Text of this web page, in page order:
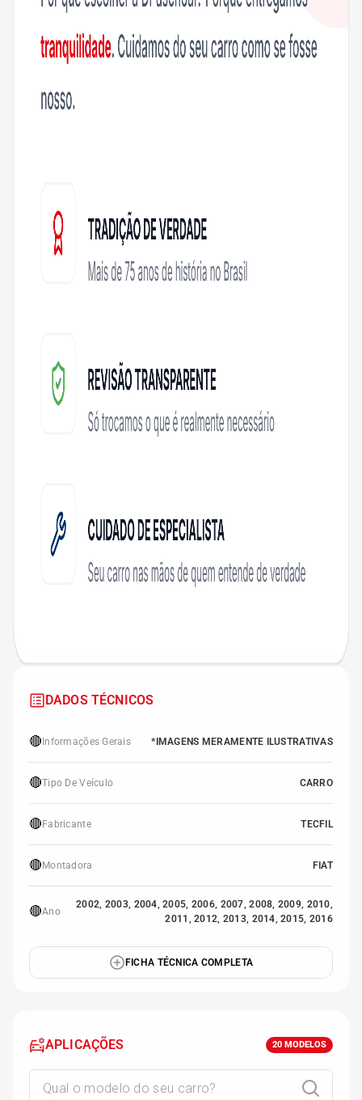
DADOS TÉCNICOS
🔴 Informações Gerais *IMAGENS MERAMENTE ILUSTRATIVAS
🔴Tipo De Veículo CARRO
🔴 Fabricante TECFIL
🔴 Montadora FIAT
🔴Ano
2002, 2003, 2004, 2005, 2006, 2007, 2008, 2009, 2010,
2011, 2012, 2013, 2014, 2015, 2016
FICHA TÉCNICA COMPLETA
APLICAÇÕES 20 MODELOS